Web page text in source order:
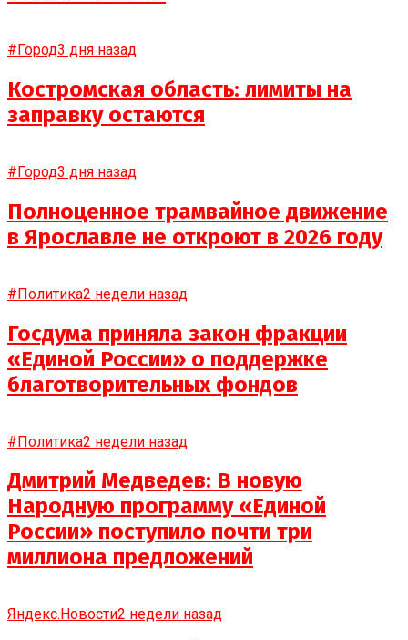
#Город3 дня назад
Костромская область: лимиты на
заправку остаются
#Город3 дня назад
Полноценное трамвайное движение
в Ярославле не откроют в 2026 году
#Политика2 недели назад
Госдума приняла закон фракции
«Единой России» о поддержке
благотворительных фондов
#Политика2 недели назад
Дмитрий Медведев: В новую
Народную программу «Единой
России» поступило почти три
миллиона предложений
Яндекс.Новости2 недели назад